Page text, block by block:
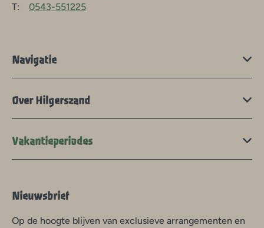
T: 0543-551225
Navigatie
Over Hilgerszand
Vakantieperiodes
Nieuwsbrief
Op de hoogte blijven van exclusieve arrangementen en